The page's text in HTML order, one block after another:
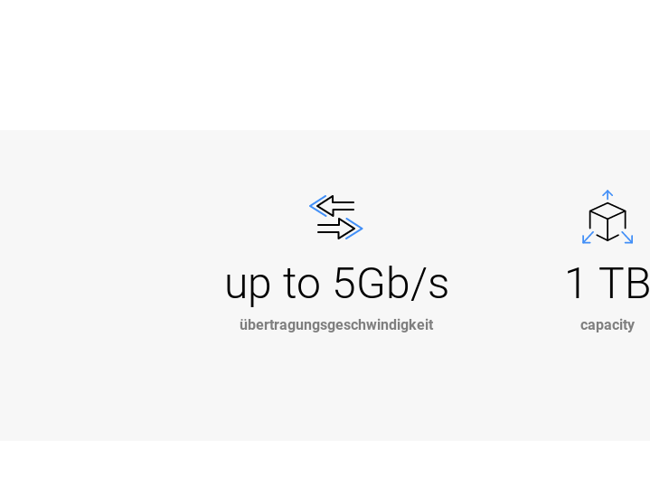
up to 5Gb/s
übertragungsgeschwindigkeit
1 TB
capacity